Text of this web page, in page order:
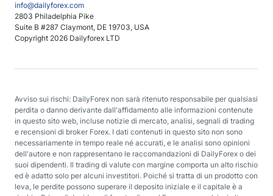
info@dailyforex.com
2803 Philadelphia Pike
Suite B #287 Claymont, DE 19703, USA
Copyright 2026 Dailyforex LTD
Avviso sui rischi: DailyForex non sarà ritenuto responsabile per qualsiasi
perdita o danno derivante dall'affidamento alle informazioni contenute
in questo sito web, incluse notizie di mercato, analisi, segnali di trading
e recensioni di broker Forex. I dati contenuti in questo sito non sono
necessariamente in tempo reale né accurati, e le analisi sono opinioni
dell'autore e non rappresentano le raccomandazioni di DailyForex o dei
suoi dipendenti. Il trading di valute con margine comporta un alto rischio
ed è adatto solo per alcuni investitori. Poiché si tratta di un prodotto con
leva, le perdite possono superare il deposito iniziale e il capitale è a